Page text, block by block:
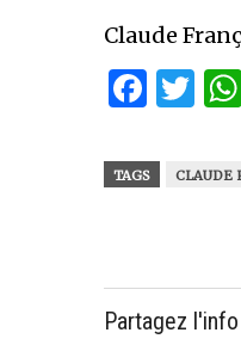
Claude
TAGS CLAUDE
Partagez l'info